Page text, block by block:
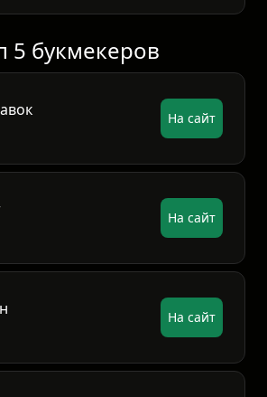
5 букмекеров
На сайт
На сайт
На сайт